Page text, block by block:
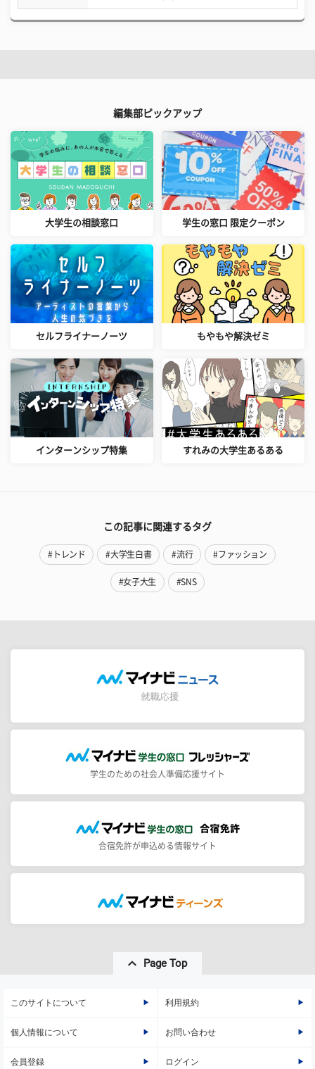
編集部ピックアップ
大学生の相談窓口 学生の窓口 限定クーポン
セルフライナーノーツ もやもや解決ゼミ
インターンシップ特集 すれみの大学生あるある
この記事に関連するタグ
#トレンド #大学生白書 #流行 #ファッション
#女子大生 #SNS
学生のための社会人準備応援サイト
合宿免許が申込める情報サイト
Page Top
このサイトについて 利用規約
個人情報について お問い合わせ
会員登録 ログイン